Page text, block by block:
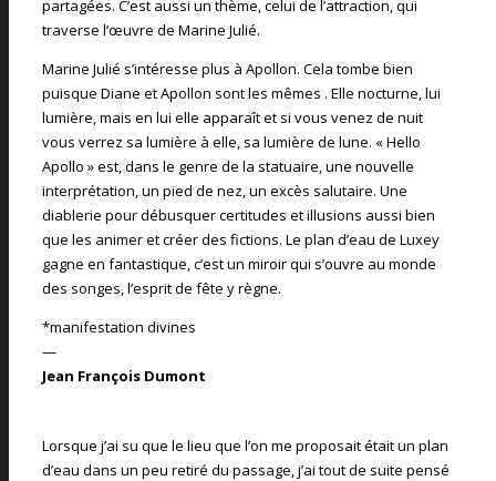
partagées. C’est aussi un thème, celui de l’attraction, qui
traverse l’œuvre de Marine Julié.
Marine Julié s’intéresse plus à Apollon. Cela tombe bien
puisque Diane et Apollon sont les mêmes . Elle nocturne, lui
lumière, mais en lui elle apparaît et si vous venez de nuit
vous verrez sa lumière à elle, sa lumière de lune. « Hello
Apollo » est, dans le genre de la statuaire, une nouvelle
interprétation, un pied de nez, un excès salutaire. Une
diablerie pour débusquer certitudes et illusions aussi bien
que les animer et créer des fictions. Le plan d’eau de Luxey
gagne en fantastique, c’est un miroir qui s’ouvre au monde
des songes, l’esprit de fête y règne.
*manifestation divines
—
Jean François Dumont
Lorsque j’ai su que le lieu que l’on me proposait était un plan
d’eau dans un peu retiré du passage, j’ai tout de suite pensé